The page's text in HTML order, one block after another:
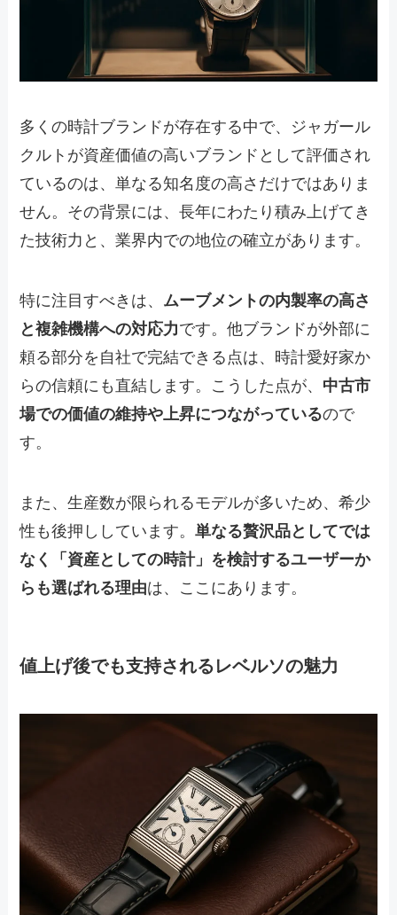
多くの時計ブランドが存在する中で、ジャガール
クルトが資産価値の高いブランドとして評価され
ているのは、単なる知名度の高さだけではありま
せん。その背景には、長年にわたり積み上げてき
た技術力と、業界内での地位の確立があります。
特に注目すべきは、 ムーブメントの内製率の高さ
と複雑機構への対応力です。他ブランドが外部に
頼る部分を自社で完結できる点は、時計愛好家か
らの信頼にも直結します。こうした点が、 中古市
場での価値の維持や上昇につながっているので
す。
また、生産数が限られるモデルが多いため、希少
性も後押ししています。単なる贅沢品としてでは
なく「資産としての時計」を検討するユーザーか
らも選ばれる理由は、ここにあります。
値上げ後でも支持されるレベルソの魅力